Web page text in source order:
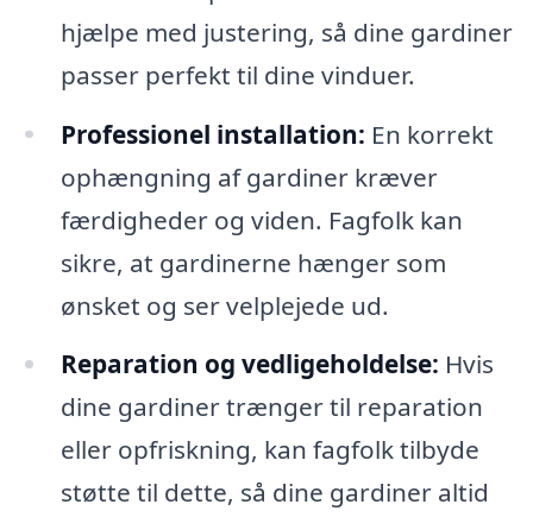
hjælpe med justering, så dine gardiner
passer perfekt til dine vinduer.
Professionel installation: En korrekt
ophængning af gardiner kræver
færdigheder og viden. Fagfolk kan
sikre, at gardinerne hænger som
ønsket og ser velplejede ud.
Reparation og vedligeholdelse: Hvis
dine gardiner trænger til reparation
eller opfriskning, kan fagfolk tilbyde
støtte til dette, så dine gardiner altid